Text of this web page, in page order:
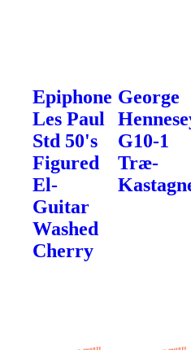
Epiphone
Les Paul
Std 50's
Figured
El-
Guitar
Washed
Cherry
George
G10-1
Træ-